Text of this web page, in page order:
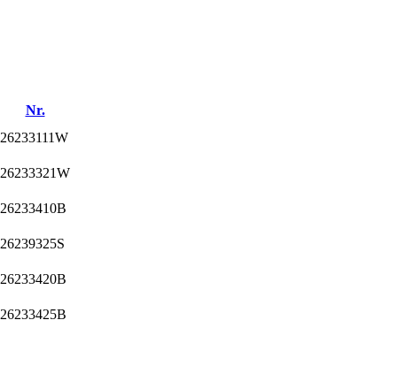
Nr.
26233111W
26233321W
26233410B
26239325S
26233420B
26233425B